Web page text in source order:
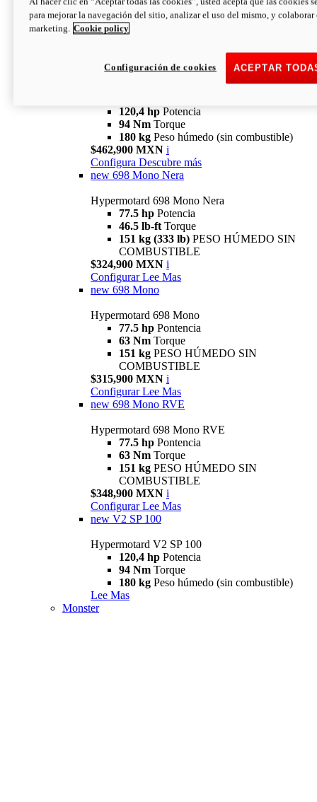
94 NmTorque
180 kgPESO HÚMEDO SIN
COMBUSTIBLE
newV2 SP
120,4 hp Potencia
94 Nm Torque
180 kg Peso húmedo (sin combustible)
$462,900 MXN i
Configura Descubre más
new 698 Mono Nera
Hypermotard 698 Mono Nera
77.5 hp Potencia
46.5 lb-ft Torque
151 kg (333 lb) PESO HÚMEDO SIN
COMBUSTIBLE
$324,900 MXN i
Configurar Lee Mas
new 698 Mono
Hypermotard 698 Mono
77.5 hp Pontencia
63 Nm Torque
151 kg PESO HÚMEDO SIN
COMBUSTIBLE
$315,900 MXN i
Configurar Lee Mas
new 698 Mono RVE
Hypermotard 698 Mono RVE
77.5 hp Pontencia
63 Nm Torque
151 kg PESO HÚMEDO SIN
COMBUSTIBLE
$348,900 MXN i
Configurar Lee Mas
new V2 SP 100
Hypermotard V2 SP 100
120,4 hp Potencia
94 Nm Torque
180 kg Peso húmedo (sin combustible)
Lee Mas
Monster
para mejorar la navegación del sitio, analizar el uso del mismo, y colaborar
marketing. Cookie policy
ACEPTAR
Configuración de cookies